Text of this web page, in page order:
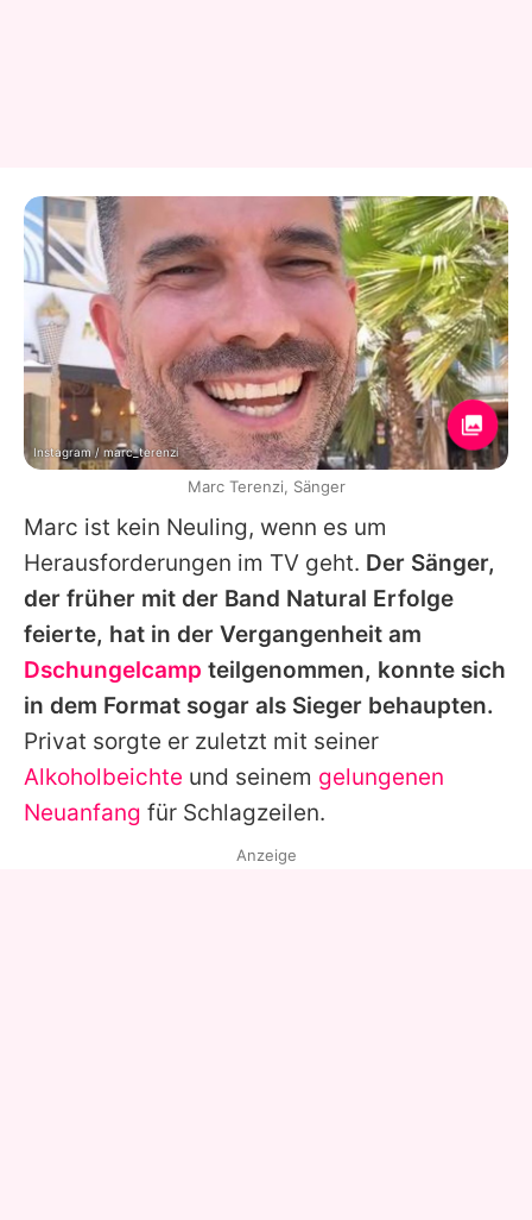
Marc ist kein Neuling, wenn es um
Herausforderungen im TV geht. Der Sänger,
der früher mit der Band Natural Erfolge
feierte, hat in der Vergangenheit am
Dschungelcamp teilgenommen, konnte sich
in dem Format sogar als Sieger behaupten.
Privat sorgte er zuletzt mit seiner
Alkoholbeichte und seinem gelungenen
Neuanfang für Schlagzeilen.
Instagram / marc_terenzi
Marc Terenzi, Sänger
Anzeige